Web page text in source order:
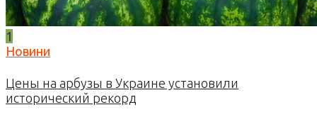
1
Новини
Цены на арбузы в Украине установили
исторический рекорд